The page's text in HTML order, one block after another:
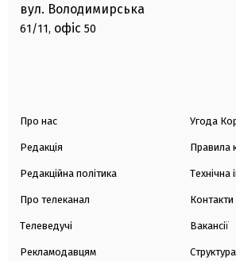
вул. Володимирська
61/11, офіс 50
Про нас
Редакція
Редакційна політика
Про телеканал
Телеведучі
Рекламодавцям
Угода
Правила
Технічна
Контакти
Вакансії